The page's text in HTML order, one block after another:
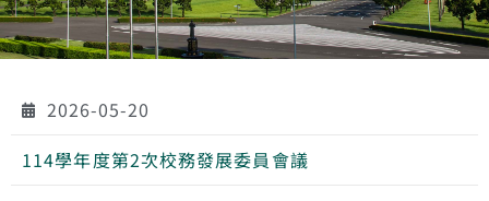
2026-05-20
114學年度第2次校務發展委員會議